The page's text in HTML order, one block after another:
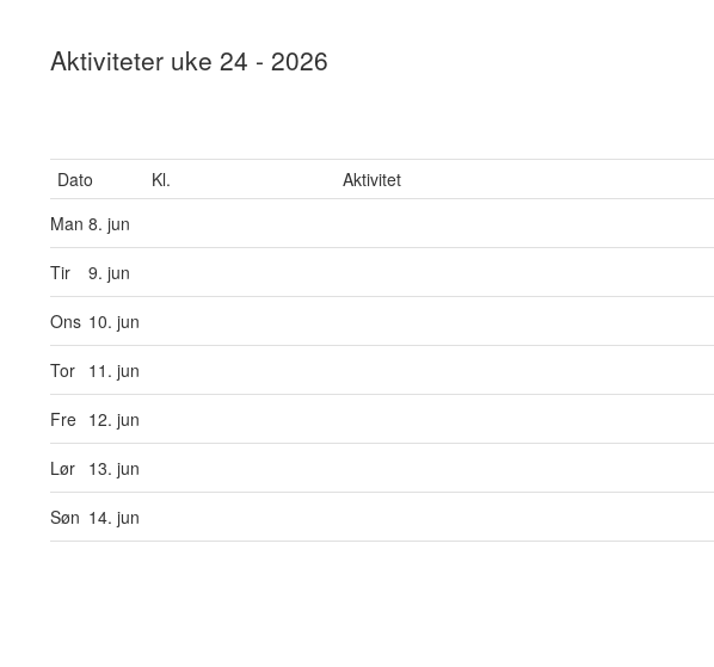
Aktiviteter uke 24 - 2026
Dato Kl. Aktivitet
Man 8. jun
Tir 9. jun
Ons 10. jun
Tor 11. jun
Fre 12. jun
Lør 13. jun
Søn 14. jun